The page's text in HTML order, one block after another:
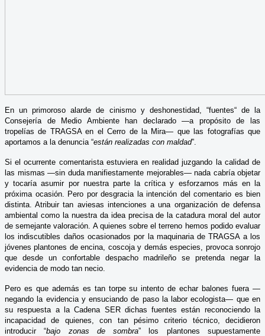
En un primoroso alarde de cinismo y deshonestidad, “fuentes“ de la
Consejería de Medio Ambiente han declarado —a propósito de las
tropelías de TRAGSA en el Cerro de la Mira— que las fotografías que
aportamos a la denuncia “están realizadas con maldad”.
Si el ocurrente comentarista estuviera en realidad juzgando la calidad de
las mismas —sin duda manifiestamente mejorables— nada cabría objetar
y tocaría asumir por nuestra parte la crítica y esforzarnos más en la
próxima ocasión. Pero por desgracia la intención del comentario es bien
distinta. Atribuir tan aviesas intenciones a una organización de defensa
ambiental como la nuestra da idea precisa de la catadura moral del autor
de semejante valoración. A quienes sobre el terreno hemos podido evaluar
los indiscutibles daños ocasionados por la maquinaria de TRAGSA a los
jóvenes plantones de encina, coscoja y demás especies, provoca sonrojo
que desde un confortable despacho madrileño se pretenda negar la
evidencia de modo tan necio.
Pero es que además es tan torpe su intento de echar balones fuera —
negando la evidencia y ensuciando de paso la labor ecologista— que en
su respuesta a la Cadena SER dichas fuentes están reconociendo la
incapacidad de quienes, con tan pésimo criterio técnico, decidieron
introducir “bajo zonas de sombra” los plantones supuestamente